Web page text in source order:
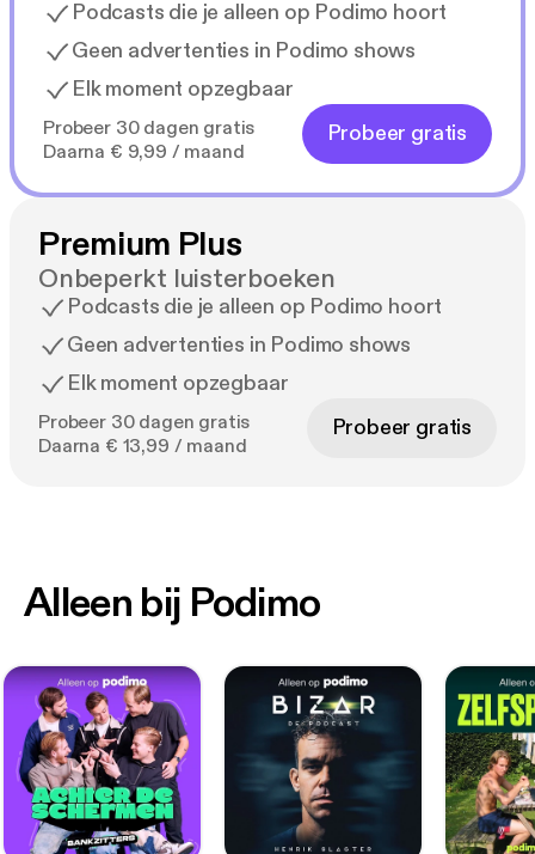
Podcasts die je alleen op Podimo hoort
Geen advertenties in Podimo shows
Elk moment opzegbaar
Probeer 30 dagen gratis
Daarna € 9,99 / maand
Probeer gratis
Premium Plus
Onbeperkt luisterboeken
Podcasts die je alleen op Podimo hoort
Geen advertenties in Podimo shows
Elk moment opzegbaar
Probeer 30 dagen gratis
Daarna € 13,99 / maand
Probeer gratis
Alleen bij Podimo